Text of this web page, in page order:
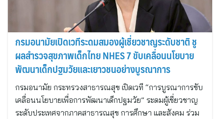
กรมอนามัยเปิดเวทีระดมสมองผู้เชี่ยวชาญระดับชาติ ชู
ผลสำรวจสุขภาพเด็กไทย NHES 7 ขับเคลื่อนนโยบาย
พัฒนาเด็กปฐมวัยและเยาวชนอย่างบูรณาการ
กรมอนามัย กระทรวงสาธารณสุข เปิดเวที “การบูรณาการขับ
เคลื่อนนโยบายเพื่อการพัฒนาเด็กปฐมวัย” ระดมผู้เชี่ยวชาญ
ระดับประเทศจากภาคสาธารณสุข การศึกษา และสังคม ร่วม